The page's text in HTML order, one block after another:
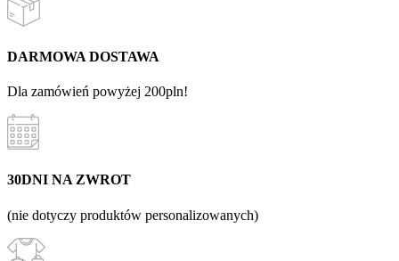
DARMOWA DOSTAWA
Dla zamówień powyżej 200pln!
30DNI NA ZWROT
(nie dotyczy produktów personalizowanych)